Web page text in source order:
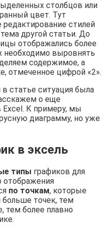
столбцов или
цвет. Тут
стилей
другой статьи. До
отображались более
необходимо выровнять
содержимое, а
отмеченное цифрой «2».
статье ситуация была
о еще
Excel. К примеру, мы
диаграмму, но уже
в эксель
типы графиков для
отображения
по точкам, которые
точек, тем
тем более плавно